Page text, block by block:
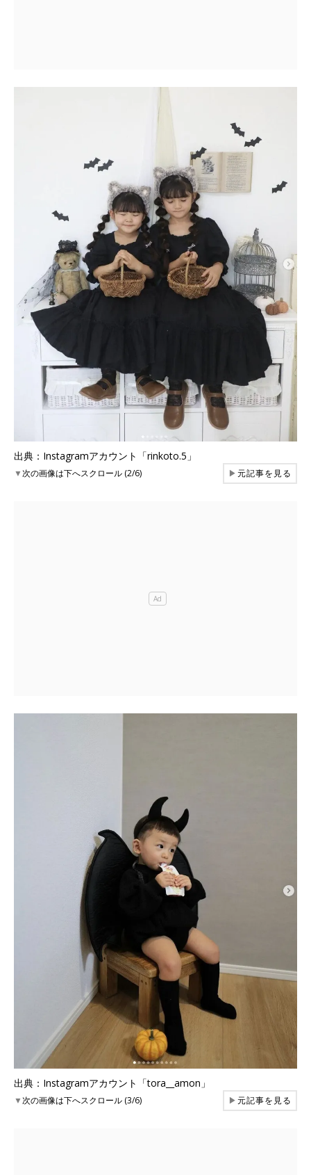
出典：Instagramアカウント「rinkoto.5」
▼次の画像は下へスクロール (2/6) ▶元記事を見る
出典：Instagramアカウント「tora__amon」
▼次の画像は下へスクロール (3/6) ▶元記事を見る